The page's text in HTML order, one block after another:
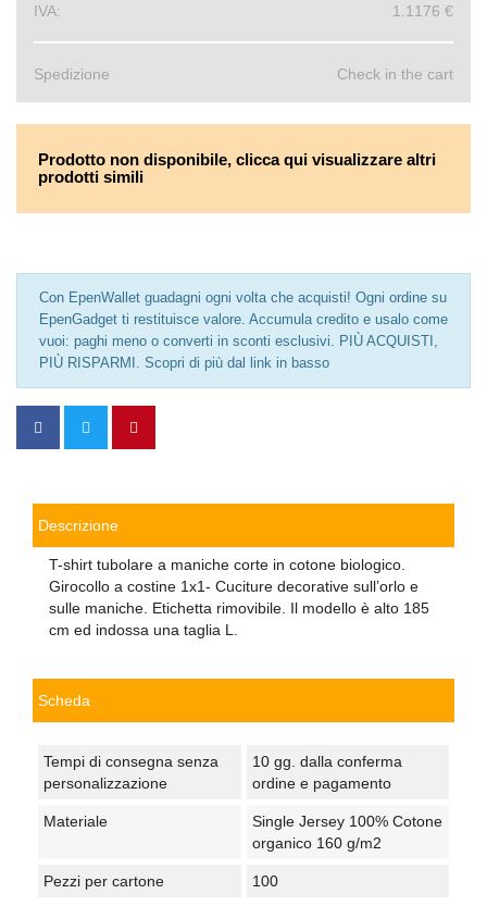
IVA: 1.1176 €
Spedizione Check in the cart
Prodotto non disponibile, clicca qui visualizzare altri
prodotti simili
Con EpenWallet guadagni ogni volta che acquisti! Ogni ordine su
EpenGadget ti restituisce valore. Accumula credito e usalo come
vuoi: paghi meno o converti in sconti esclusivi. PIÙ ACQUISTI,
PIÙ RISPARMI. Scopri di più dal link in basso
Descrizione
T-shirt tubolare a maniche corte in cotone biologico.
Girocollo a costine 1x1- Cuciture decorative sull’orlo e
sulle maniche. Etichetta rimovibile. Il modello è alto 185
cm ed indossa una taglia L.
Scheda
Tempi di consegna senza
personalizzazione
10 gg. dalla conferma
ordine e pagamento
Materiale
Single Jersey 100% Cotone
organico 160 g/m2
Pezzi per cartone 100